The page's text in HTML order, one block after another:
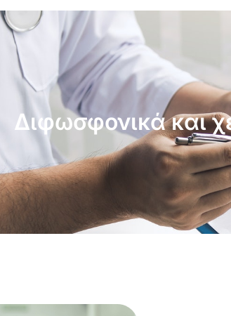
Διφωσφονικά και